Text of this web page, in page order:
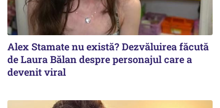
Alex Stamate nu există? Dezvăluirea făcută
de Laura Bălan despre personajul care a
devenit viral